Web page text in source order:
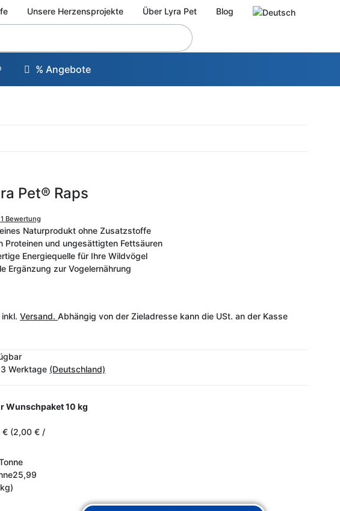
Unsere Herzensprojekte Über Lyra Pet Blog
% Angebote
Pet® Raps
1 Bewertung
Naturprodukt ohne Zusatzstoffe
Proteinen und ungesättigten Fettsäuren
Energiequelle für Ihre Wildvögel
Ergänzung zur Vogelernährung
Versand. Abhängig von der Zieladresse kann die USt. an der Kasse
Werktage (Deutschland)
Wunschpaket10 kg
€ (2,00 € /
25,99